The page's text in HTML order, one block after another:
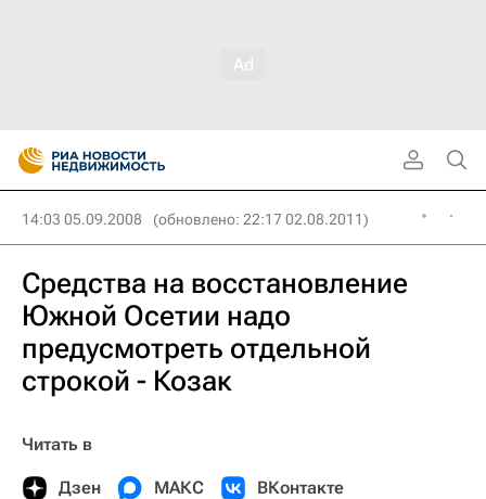
14:03 05.09.2008 (обновлено: 22:17 02.08.2011)
Средства на восстановление
Южной Осетии надо
предусмотреть отдельной
строкой - Козак
Читать в
Дзен МАКС ВКонтакте